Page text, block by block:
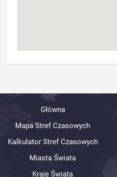
Główna
Mapa Stref Czasowych
Kalkulator Stref Czasowych
Miasta Świata
Kraje Świata